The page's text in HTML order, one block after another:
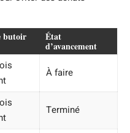
butoir État
d’avancement
À faire
Terminé